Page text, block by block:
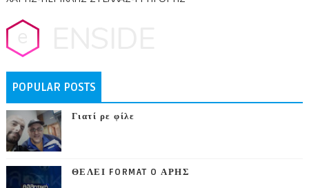
POPULAR POSTS
Γιατί ρε φίλε
ΘΕΛΕΙ FORMAT O ΑΡΗΣ